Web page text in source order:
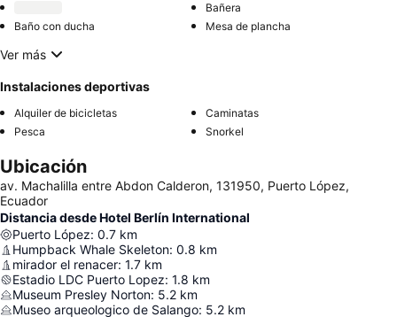
Bañera
Baño con ducha
Mesa de plancha
Ver más
Instalaciones deportivas
Alquiler de bicicletas
Caminatas
Pesca
Snorkel
Ubicación
av. Machalilla entre Abdon Calderon, 131950, Puerto López,
Ecuador
Distancia desde Hotel Berlín International
Puerto López: 0.7 km
Humpback Whale Skeleton: 0.8 km
mirador el renacer: 1.7 km
Estadio LDC Puerto Lopez: 1.8 km
Museum Presley Norton: 5.2 km
Museo arqueologico de Salango: 5.2 km